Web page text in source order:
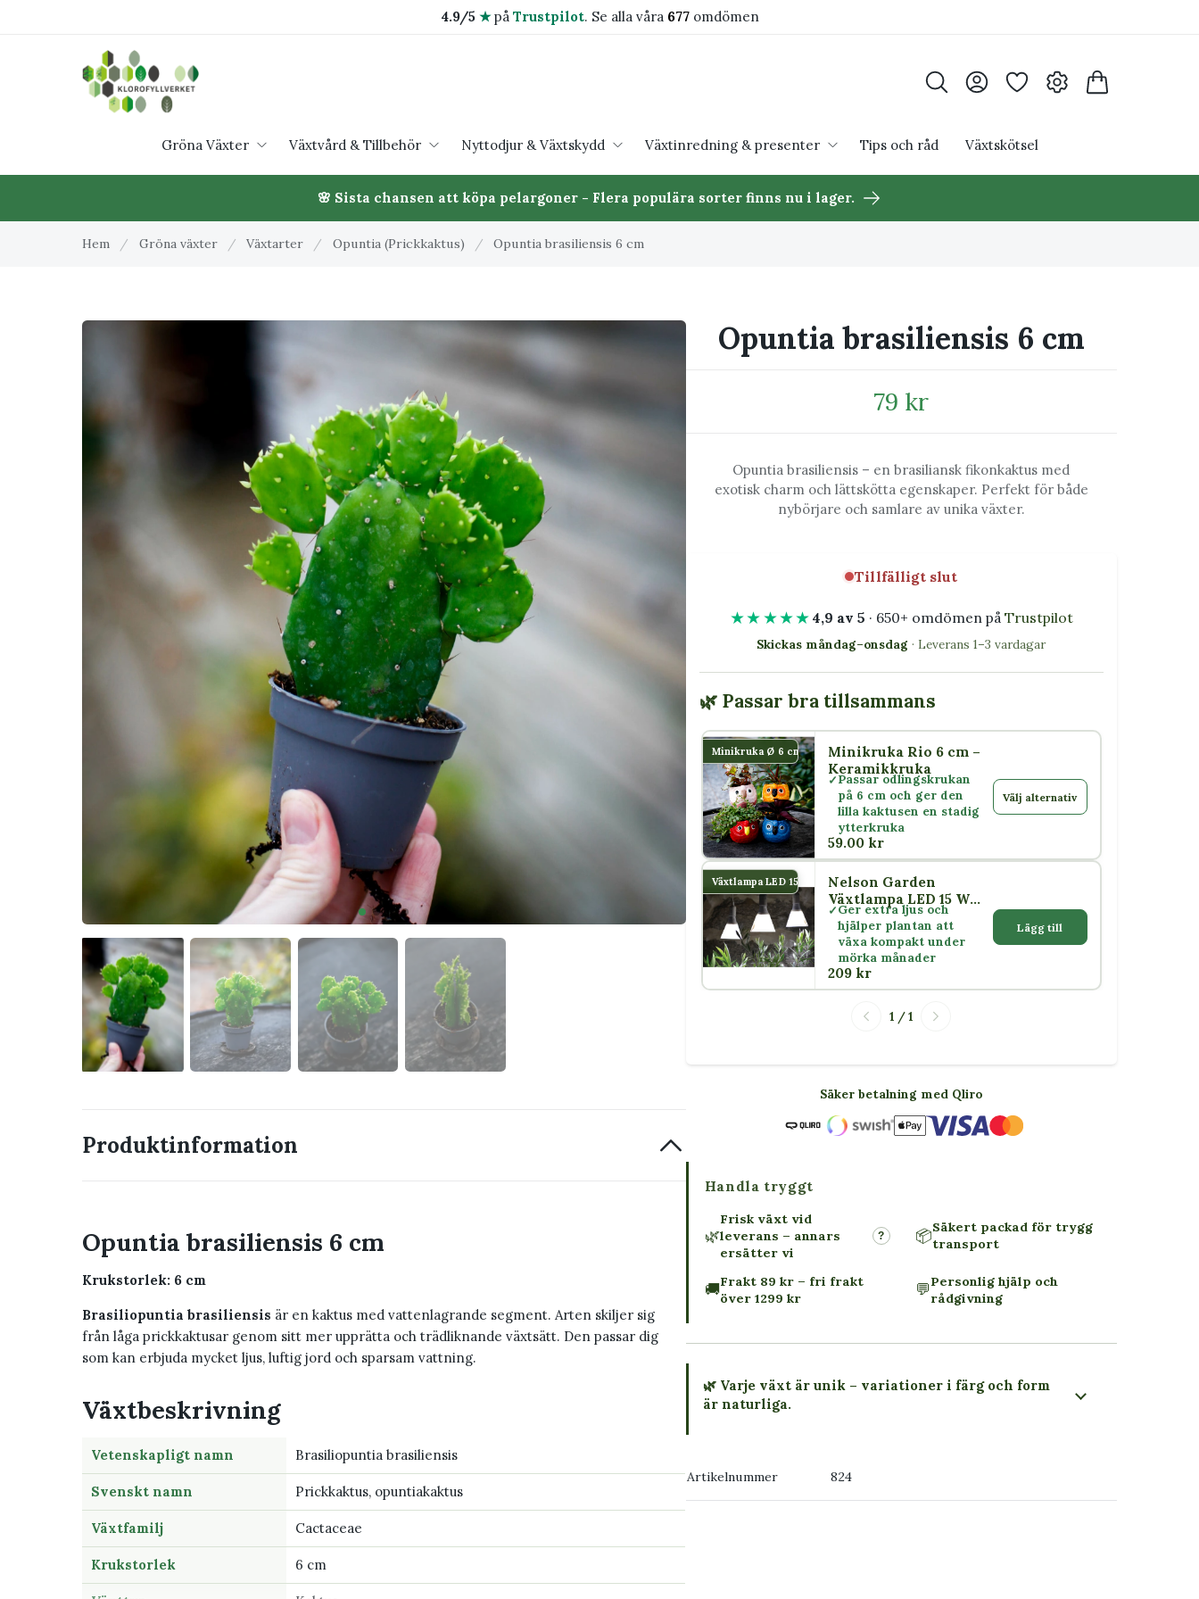
4.9/5 ★på Trustpilot. Se alla våra 677omdömen
Gröna Växter Växtvård & Tillbehör Nyttodjur & Växtskydd Växtinredning & presenter Tips och råd Växtskötsel
🌸 Sista chansen att köpa pelargoner - Flera populära sorter finns nu i lager.
Hem / Gröna växter / Växtarter / Opuntia (Prickkaktus) / Opuntia brasiliensis 6 cm
Produktinformation
Opuntia brasiliensis 6 cm
Krukstorlek: 6 cm
Brasiliopuntia brasiliensis är en kaktus med vattenlagrande segment. Arten skiljer sig
från låga prickkaktusar genom sitt mer upprätta och trädliknande växtsätt. Den passar dig
som kan erbjuda mycket ljus, luftig jord och sparsam vattning.
Växtbeskrivning
Vetenskapligt namn Brasiliopuntia brasiliensis
Svenskt namn Prickkaktus, opuntiakaktus
Växtfamilj Cactaceae
Krukstorlek 6 cm
Opuntia brasiliensis 6 cm
79 kr
Opuntia brasiliensis – en brasiliansk fikonkaktus med
exotisk charm och lättskötta egenskaper. Perfekt för både
nybörjare och samlare av unika växter.
Tillfälligt slut
★★★★★ 4,9 av 5 · 650+ omdömen på Trustpilot
Skickas måndag–onsdag · Leverans 1–3 vardagar
🌿 Passar bra tillsammans
Minikruka Ø 6 cm Rio
Minikruka Rio 6 cm –
Keramikkruka
Passar odlingskrukan
på 6 cm och ger den
lilla kaktusen en stadig
ytterkruka
59.00 kr
Välj alternativ
Växtlampa LED 15 W
Nelson Garden
Växtlampa LED 15 W
med skärm E27
Ger extra ljus och
hjälper plantan att
växa kompakt under
mörka månader
209 kr
Lägg till
1 / 1
Säker betalning med Qliro
Handla tryggt
🌿
Frisk växt vid
leverans – annars
ersätter vi
? 📦Säkert packad för trygg
transport
🚚Frakt 89 kr – fri frakt
över 1299 kr
💬Personlig hjälp och
rådgivning
🌿 Varje växt är unik – variationer i färg och form
är naturliga.
→ Kontakta oss
Artikelnummer 824